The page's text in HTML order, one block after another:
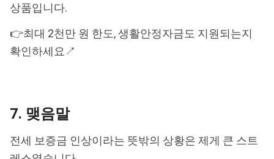
상품입니다.
👉최대 2천만 원 한도, 생활안정자금도 지원되는지
확인하세요↗
7. 맺음말
전세 보증금 인상이라는 뜻밖의 상황은 제게 큰 스트